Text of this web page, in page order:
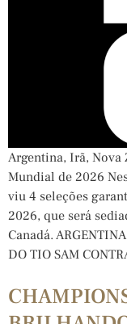
Argentina, Irã, Nova
Mundial de 2026
viu 4 seleções
2026, que será
Canadá.
DO TIO SAM